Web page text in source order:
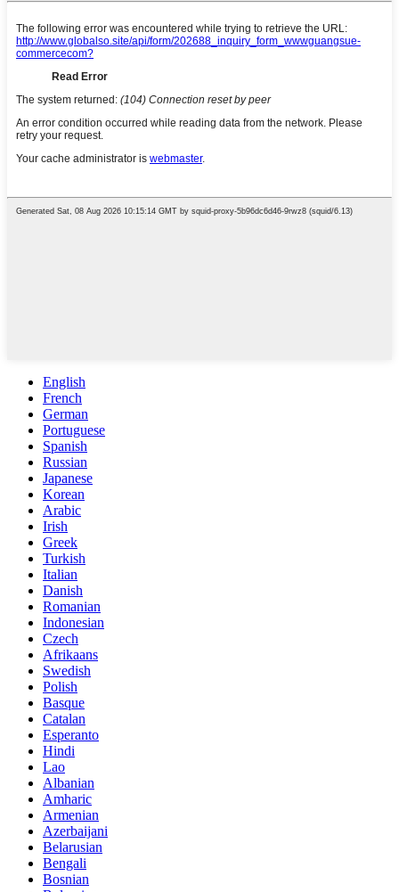
English
French
German
Portuguese
Spanish
Russian
Japanese
Korean
Arabic
Irish
Greek
Turkish
Italian
Danish
Romanian
Indonesian
Czech
Afrikaans
Swedish
Polish
Basque
Catalan
Esperanto
Hindi
Lao
Albanian
Amharic
Armenian
Azerbaijani
Belarusian
Bengali
Bosnian